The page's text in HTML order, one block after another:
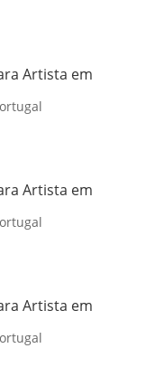
Artista em
Artista em
Artista em